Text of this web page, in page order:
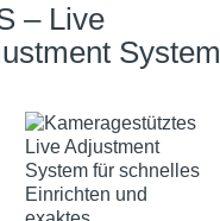
– Live
System